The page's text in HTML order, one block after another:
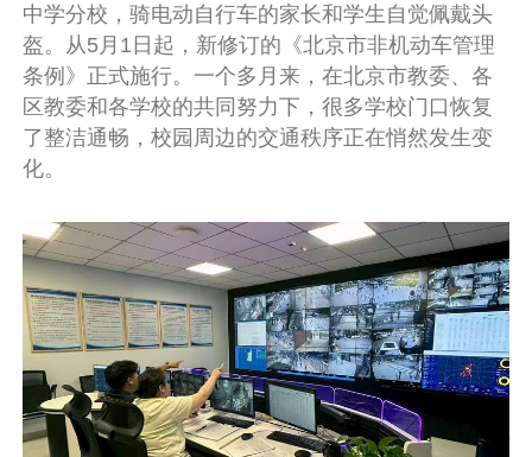
中学分校，骑电动自行车的家长和学生自觉佩戴头
盔。从5月1日起，新修订的《北京市非机动车管理
条例》正式施行。一个多月来，在北京市教委、各
区教委和各学校的共同努力下，很多学校门口恢复
了整洁通畅，校园周边的交通秩序正在悄然发生变
化。